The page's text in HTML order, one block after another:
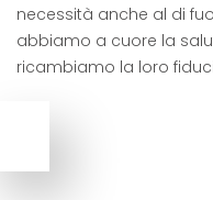
necessità anche al di
abbiamo a cuore la
ricambiamo la loro